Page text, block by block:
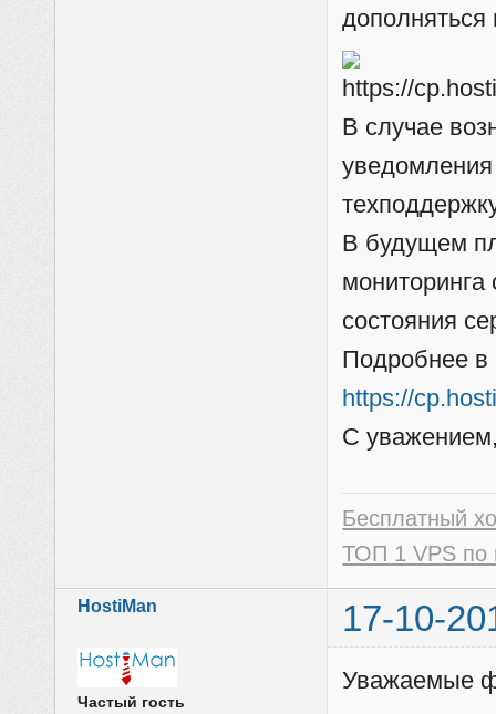
В случае
уведомления
В будущем
мониторинга
состояния
Подробнее в
https://
С
Бесплатный
ТОП 1 VPS по
HostiMan 17-10-
Частый гость
Уважаемые